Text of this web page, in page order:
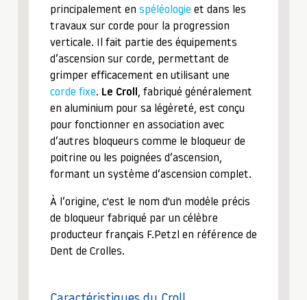
principalement en spéléologie et dans les
travaux sur corde pour la progression
verticale. Il fait partie des équipements
d’ascension sur corde, permettant de
grimper efficacement en utilisant une
corde fixe. Le Croll, fabriqué généralement
en aluminium pour sa légèreté, est conçu
pour fonctionner en association avec
d’autres bloqueurs comme le bloqueur de
poitrine ou les poignées d’ascension,
formant un système d’ascension complet.
À l’origine, c'est le nom d'un modèle précis
de bloqueur fabriqué par un célèbre
producteur français F.Petzl en référence de
Dent de Crolles.